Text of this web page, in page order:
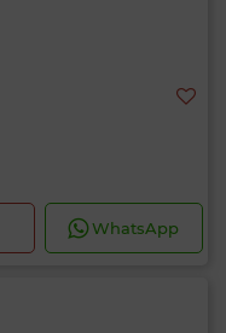
WhatsApp